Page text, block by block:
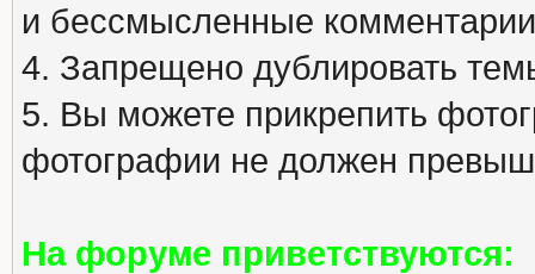
и бессмысленные
4. Запрещено дублировать
5. Вы можете прикрепить
фотографии не должен
На форуме приветствуются: